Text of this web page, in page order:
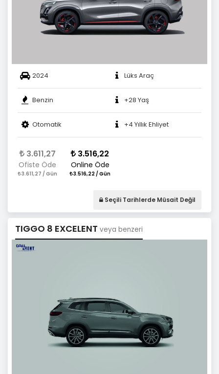
2024 Lüks Araç
Benzin +28 Yaş
Otomatik +4 Yıllık Ehliyet
3.611,27
Ofiste Öde
3.611,27 / Gün
3.516,22
Online Öde
3.516,22 / Gün
Seçili Tarihlerde Müsait Değil
TIGGO 8 EXCELENT veya benzeri